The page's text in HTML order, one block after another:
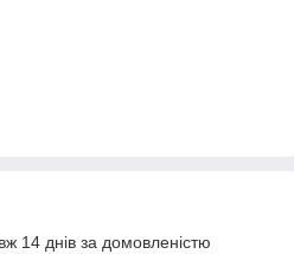
14 днів за домовленістю